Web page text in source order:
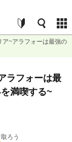
ア~アラフォーは最強の
ラフォーは最
満喫する~
ろう